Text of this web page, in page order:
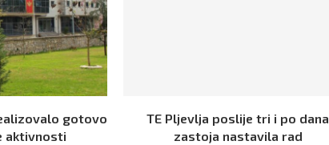
gotovo
aktivnosti
TE Pljevlja poslije tri i po dana
zastoja nastavila rad